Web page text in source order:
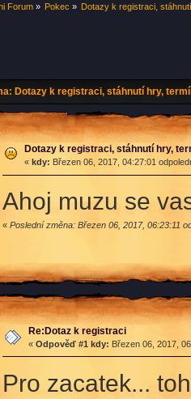
Forum» Pokec » Dotazy k registraci,
Dotazy k registraci, stáhnutí hry,
Dotazy k registraci, stáhnutí hry,
« kdy: Březen 06, 2017, 04:27:01
Ahoj muzu se
« Poslední změna: Březen 06, 2017, 06:23:11
Re:Dotaz k registraci
« Odpověď #1 kdy: Březen 06, 2017,
Pro zacatek...